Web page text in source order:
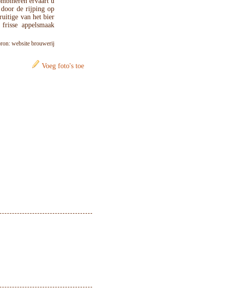
door de rijping op
van het bier
appelsmaak
website brouwerij
Voeg foto's toe